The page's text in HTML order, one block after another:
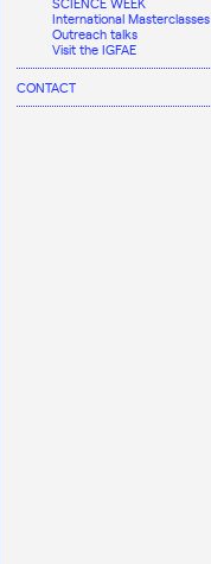
International Masterclasses
Outreach talks
Visit the IGFAE
CONTACT